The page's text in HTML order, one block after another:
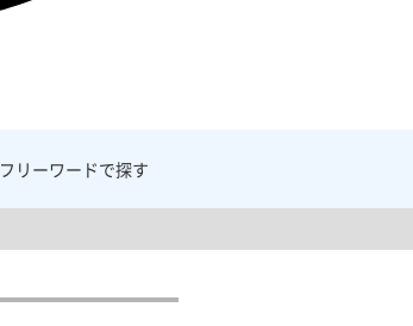
フリーワードで探す